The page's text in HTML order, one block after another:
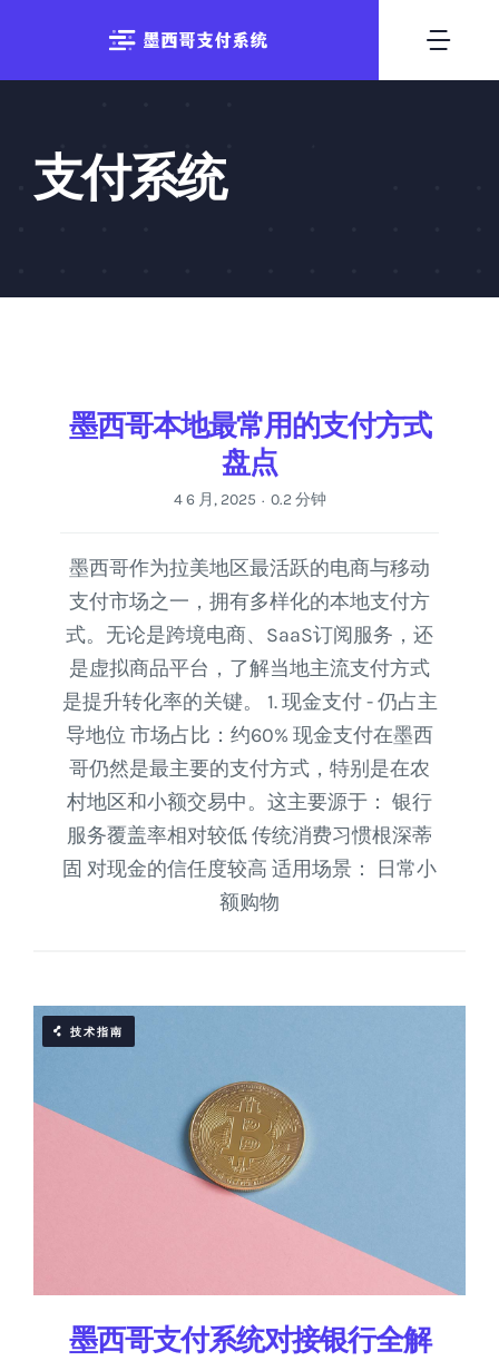
内
切
支付方式
行业资讯
联系我们
支付系统
墨西哥本地最常用的支付方式
盘点
4 6 月, 2025 · 0.2 分钟
墨西哥作为拉美地区最活跃的电商与移动
支付市场之一，拥有多样化的本地支付方
式。无论是跨境电商、SaaS订阅服务，还
是虚拟商品平台，了解当地主流支付方式
是提升转化率的关键。 1. 现金支付 - 仍占主
导地位 市场占比：约60% 现金支付在墨西
哥仍然是最主要的支付方式，特别是在农
村地区和小额交易中。这主要源于： 银行
服务覆盖率相对较低 传统消费习惯根深蒂
固 对现金的信任度较高 适用场景： 日常小
额购物
技术指南
墨西哥支付系统对接银行全解